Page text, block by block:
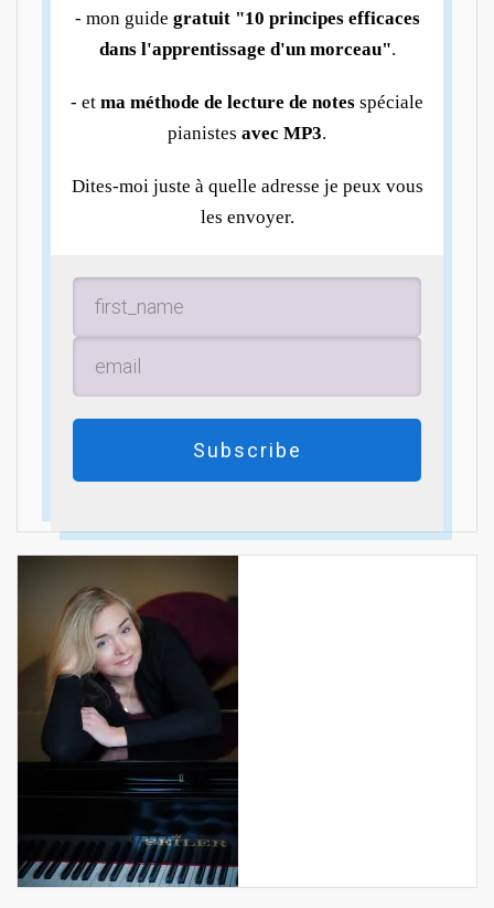
- mon guide gratuit "10 principes efficaces
dans l'apprentissage d'un morceau".
- et ma méthode de lecture de notes spéciale
pianistes avec MP3.
Dites-moi juste à quelle adresse je peux vous
les envoyer.
Subscribe